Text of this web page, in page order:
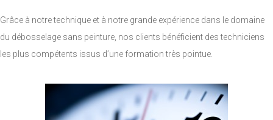
Grâce à notre technique et à notre grande expérience dans le domaine
du débosselage sans peinture, nos clients bénéficient des techniciens
les plus compétents issus d’une formation très pointue.